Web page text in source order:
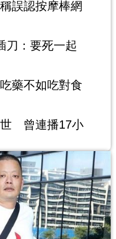
誤認按摩棒網
：要死一起
藥不如吃對食
世 曾連播17小